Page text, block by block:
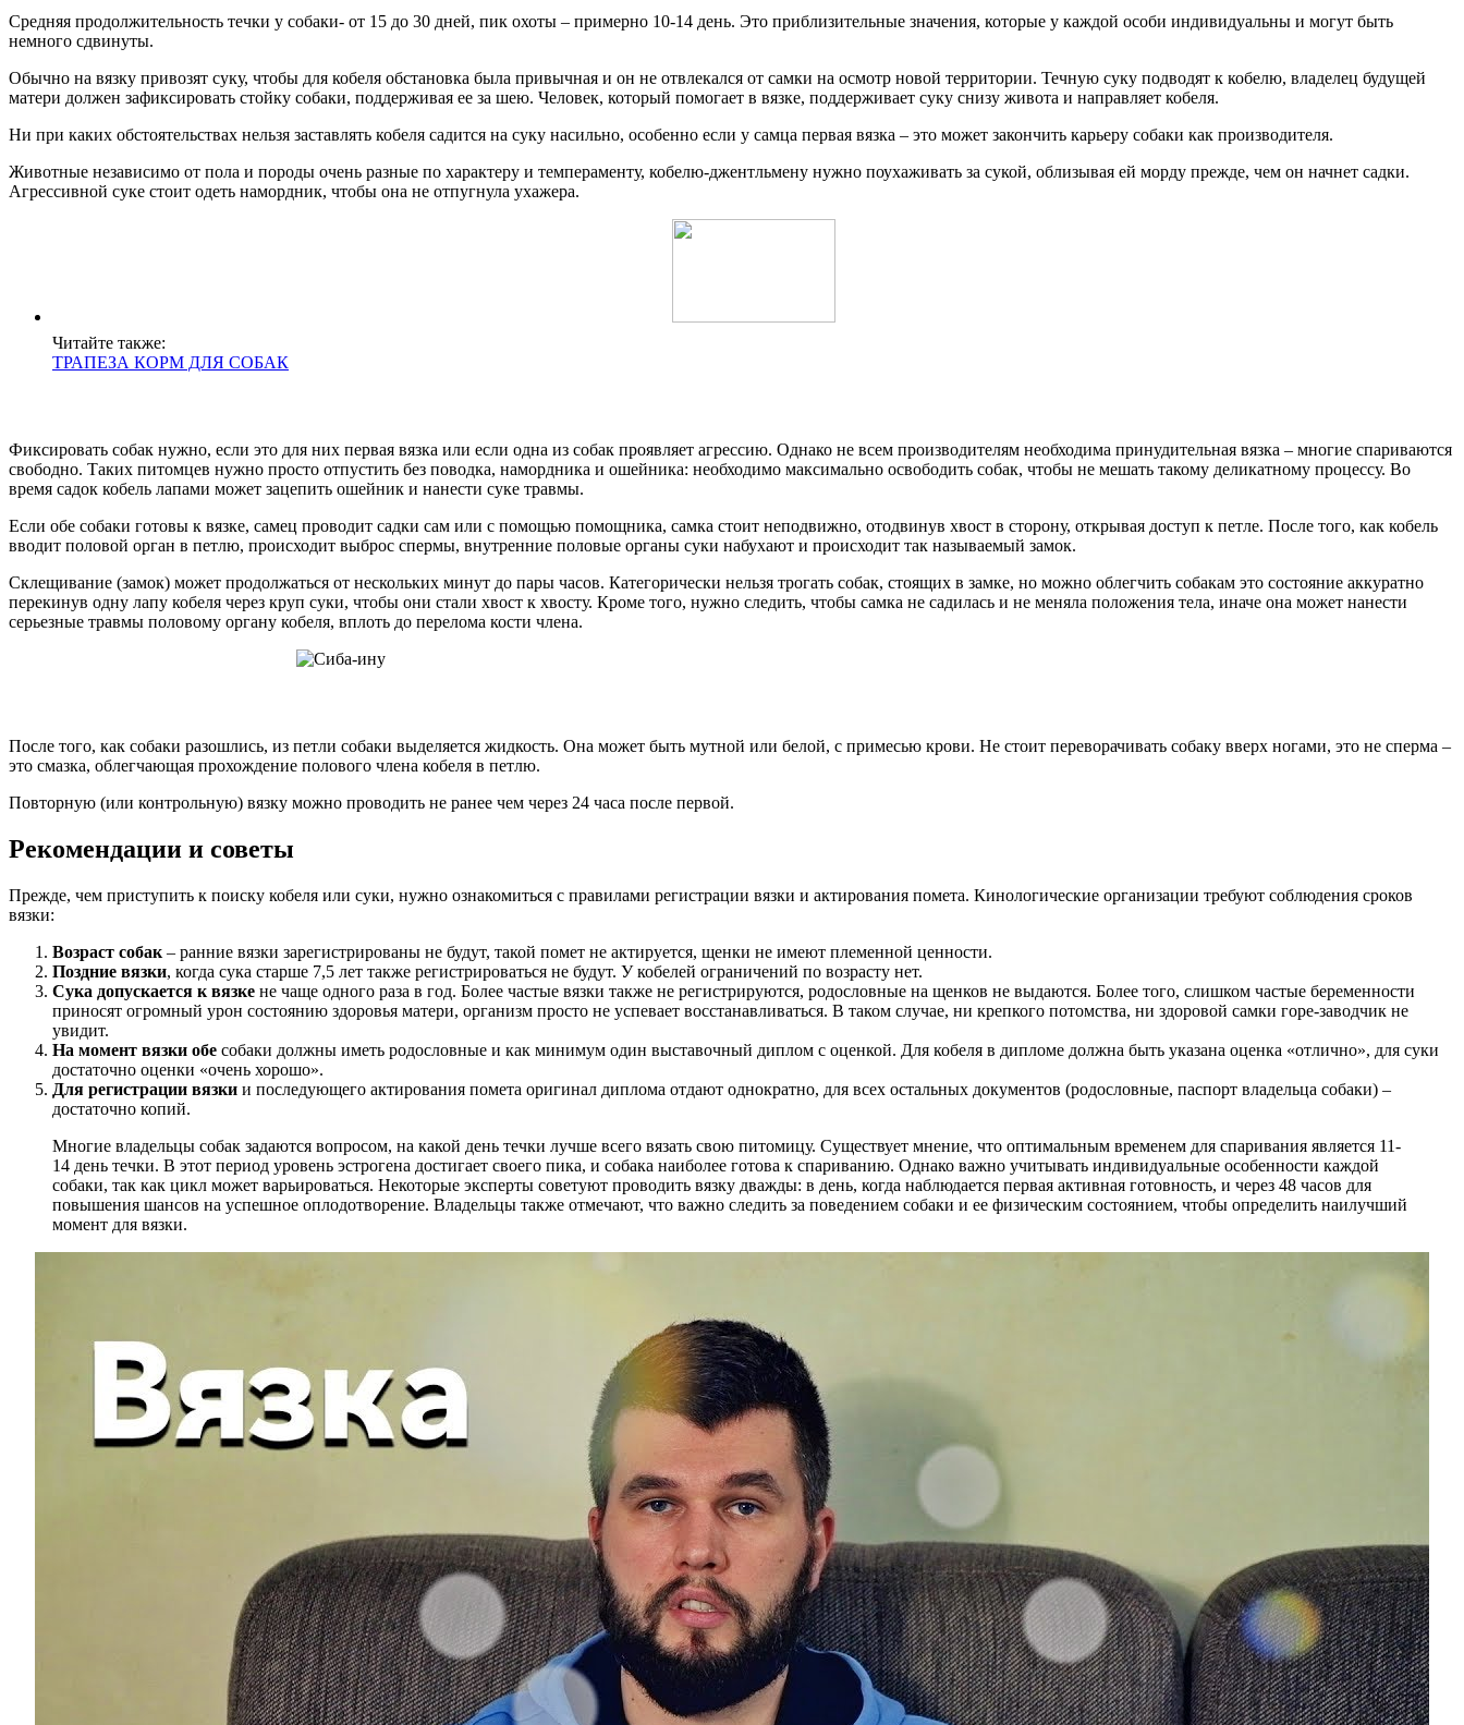
Средняя продолжительность течки у собаки- от 15 до 30 дней, пик охоты – примерно 10-14 день. Это приблизительные значения, которые у каждой особи индивидуальны и могут быть
немного сдвинуты.
Обычно на вязку привозят суку, чтобы для кобеля обстановка была привычная и он не отвлекался от самки на осмотр новой территории. Течную суку подводят к кобелю, владелец будущей
матери должен зафиксировать стойку собаки, поддерживая ее за шею. Человек, который помогает в вязке, поддерживает суку снизу живота и направляет кобеля.
Ни при каких обстоятельствах нельзя заставлять кобеля садится на суку насильно, особенно если у самца первая вязка – это может закончить карьеру собаки как производителя.
Животные независимо от пола и породы очень разные по характеру и темпераменту, кобелю-джентльмену нужно поухаживать за сукой, облизывая ей морду прежде, чем он начнет садки.
Агрессивной суке стоит одеть намордник, чтобы она не отпугнула ухажера.
Читайте также:
ТРАПЕЗА КОРМ ДЛЯ СОБАК
Фиксировать собак нужно, если это для них первая вязка или если одна из собак проявляет агрессию. Однако не всем производителям необходима принудительная вязка – многие спариваются
свободно. Таких питомцев нужно просто отпустить без поводка, намордника и ошейника: необходимо максимально освободить собак, чтобы не мешать такому деликатному процессу. Во
время садок кобель лапами может зацепить ошейник и нанести суке травмы.
Если обе собаки готовы к вязке, самец проводит садки сам или с помощью помощника, самка стоит неподвижно, отодвинув хвост в сторону, открывая доступ к петле. После того, как кобель
вводит половой орган в петлю, происходит выброс спермы, внутренние половые органы суки набухают и происходит так называемый замок.
Склещивание (замок) может продолжаться от нескольких минут до пары часов. Категорически нельзя трогать собак, стоящих в замке, но можно облегчить собакам это состояние аккуратно
перекинув одну лапу кобеля через круп суки, чтобы они стали хвост к хвосту. Кроме того, нужно следить, чтобы самка не садилась и не меняла положения тела, иначе она может нанести
серьезные травмы половому органу кобеля, вплоть до перелома кости члена.
После того, как собаки разошлись, из петли собаки выделяется жидкость. Она может быть мутной или белой, с примесью крови. Не стоит переворачивать собаку вверх ногами, это не сперма –
это смазка, облегчающая прохождение полового члена кобеля в петлю.
Повторную (или контрольную) вязку можно проводить не ранее чем через 24 часа после первой.
Рекомендации и советы
Прежде, чем приступить к поиску кобеля или суки, нужно ознакомиться с правилами регистрации вязки и актирования помета. Кинологические организации требуют соблюдения сроков
вязки:
Возраст собак – ранние вязки зарегистрированы не будут, такой помет не актируется, щенки не имеют племенной ценности.
Поздние вязки, когда сука старше 7,5 лет также регистрироваться не будут. У кобелей ограничений по возрасту нет.
Сука допускается к вязке не чаще одного раза в год. Более частые вязки также не регистрируются, родословные на щенков не выдаются. Более того, слишком частые беременности
приносят огромный урон состоянию здоровья матери, организм просто не успевает восстанавливаться. В таком случае, ни крепкого потомства, ни здоровой самки горе-заводчик не
увидит.
На момент вязки обе собаки должны иметь родословные и как минимум один выставочный диплом с оценкой. Для кобеля в дипломе должна быть указана оценка «отлично», для суки
достаточно оценки «очень хорошо».
Для регистрации вязки и последующего актирования помета оригинал диплома отдают однократно, для всех остальных документов (родословные, паспорт владельца собаки) –
достаточно копий.
Многие владельцы собак задаются вопросом, на какой день течки лучше всего вязать свою питомицу. Существует мнение, что оптимальным временем для спаривания является 11-
14 день течки. В этот период уровень эстрогена достигает своего пика, и собака наиболее готова к спариванию. Однако важно учитывать индивидуальные особенности каждой
собаки, так как цикл может варьироваться. Некоторые эксперты советуют проводить вязку дважды: в день, когда наблюдается первая активная готовность, и через 48 часов для
повышения шансов на успешное оплодотворение. Владельцы также отмечают, что важно следить за поведением собаки и ее физическим состоянием, чтобы определить наилучший
момент для вязки.